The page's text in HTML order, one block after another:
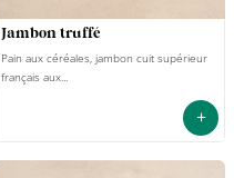
jambon truffé
Pain aux céréales, jambon cuit supérieur
français aux...
+